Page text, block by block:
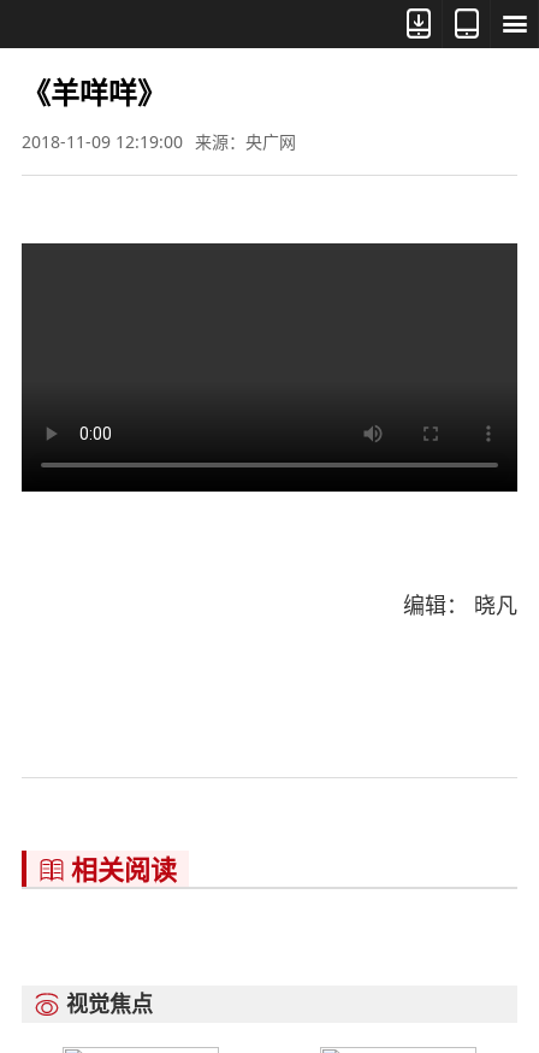



《羊咩咩》
2018-11-09 12:19:00 来源：央广网
编辑： 晓凡
 相关阅读
 视觉焦点